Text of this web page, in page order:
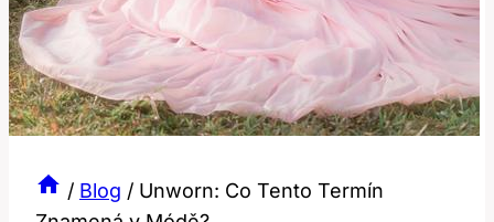
/ Blog / Unworn: Co Tento Termín